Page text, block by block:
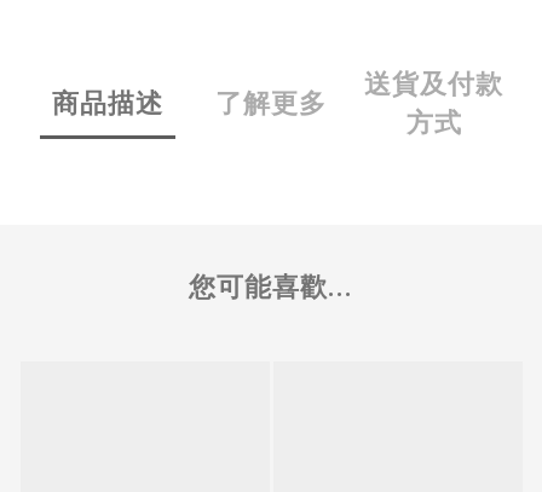
商品描述 了解更多
送貨及付款
方式
您可能喜歡...